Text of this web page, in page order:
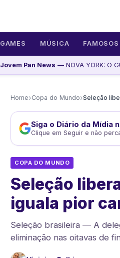
GAMES MÚSICA FAMOSOS
Jovem Pan News — NOVA YORK: O
Home›Copa do Mundo›
Siga o Diário da Mídia
Clique em Seguir e não
COPA DO MUNDO
Seleção
iguala pior
Seleção brasileira — A
eliminação nas oitavas de